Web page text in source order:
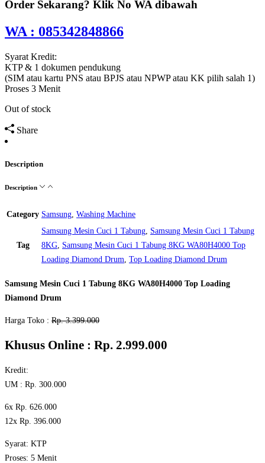
Order Sekarang? Klik No WA dibawah
WA : 085342848866
Syarat Kredit:
KTP & 1 dokumen pendukung
(SIM atau kartu PNS atau BPJS atau NPWP atau KK pilih salah 1)
Proses 3 Menit
Out of stock
Share
Description
Description
Category Samsung Washing Machine
Tag
Samsung Mesin Cuci 1 Tabung Samsung Mesin Cuci 1 Tabung
8KG Samsung Mesin Cuci 1 Tabung 8KG WA80H4000 Top
Loading Diamond Drum Top Loading Diamond Drum
Samsung Mesin Cuci 1 Tabung 8KG WA80H4000 Top Loading
Diamond Drum
Harga Toko : Rp. 3.399.000
Khusus Online : Rp. 2.999.000
Kredit:
UM : Rp. 300.000
6x Rp. 626.000
12x Rp. 396.000
Syarat: KTP
Proses: 5 Menit